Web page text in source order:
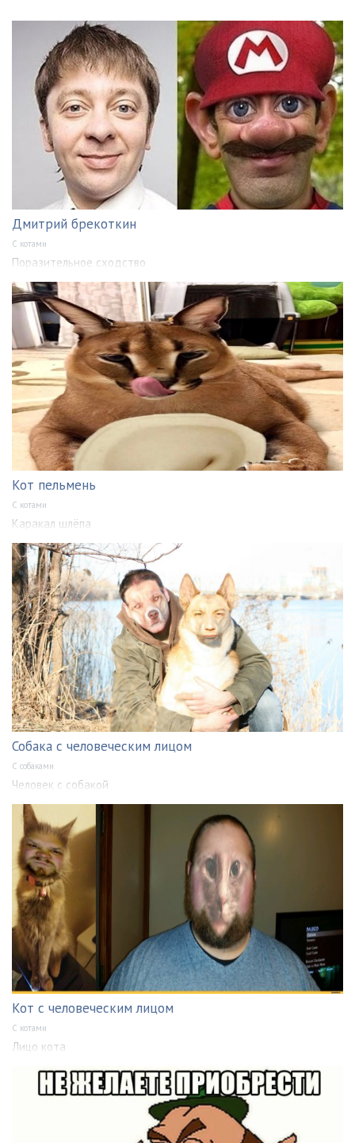
Дмитрий брекоткин
С котами
Поразительное сходство
Кот пельмень
С котами
Каракал шлёпа
Собака с человеческим лицом
С собаками
Человек с собакой
Кот с человеческим лицом
С котами
Лицо кота